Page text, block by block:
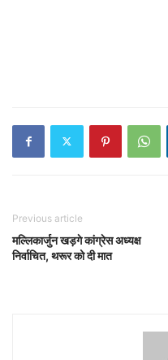
Previous article
मल्लिकार्जुन खड़गे कांग्रेस अध्यक्ष
निर्वाचित, थरूर को दी मात